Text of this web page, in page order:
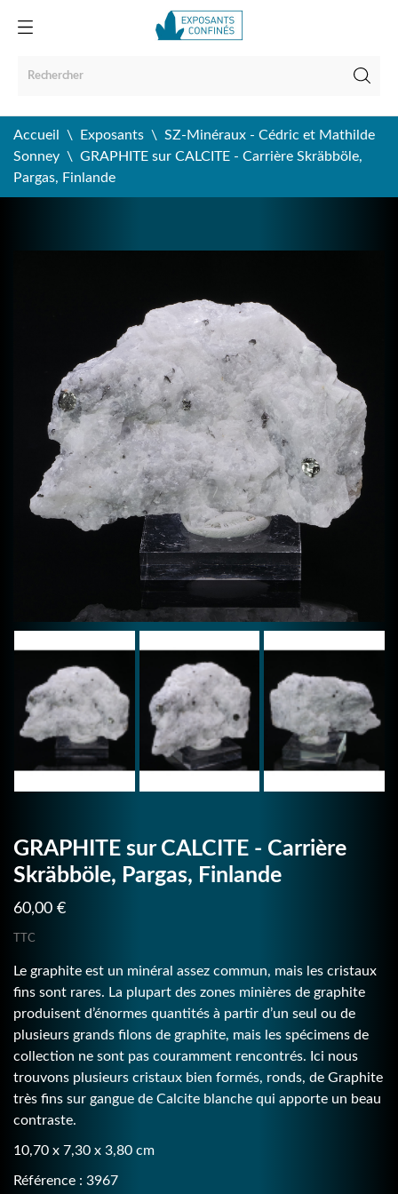
Accueil Exposants
SZ-Minéraux - Cédric et Mathilde
Sonney
GRAPHITE sur CALCITE - Carrière Skräbböle,
Pargas, Finlande
GRAPHITE sur CALCITE - Carrière
Skräbböle, Pargas, Finlande
60,00 €
TTC
Le graphite est un minéral assez commun, mais les cristaux
fins sont rares. La plupart des zones minières de graphite
produisent d’énormes quantités à partir d’un seul ou de
plusieurs grands filons de graphite, mais les spécimens de
collection ne sont pas couramment rencontrés. Ici nous
trouvons plusieurs cristaux bien formés, ronds, de Graphite
très fins sur gangue de Calcite blanche qui apporte un beau
contraste.
10,70 x 7,30 x 3,80 cm
Référence : 3967